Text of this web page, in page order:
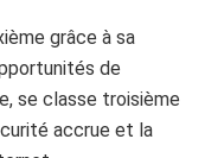
grâce à sa
de
se classe troisième
accrue et la